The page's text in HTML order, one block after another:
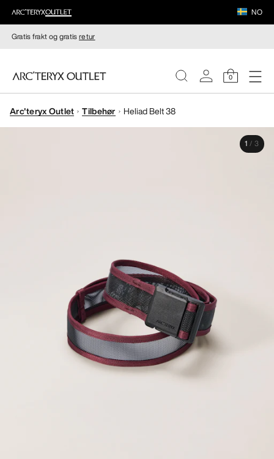
NO
Gratis frakt og gratisretur
0
DAMER
Arc'teryx Outlet Tilbehør Heliad Belt 38
1 / 3